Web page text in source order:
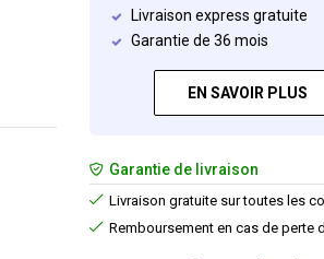
Livraison express gratuite
Garantie de 36 mois
EN SAVOIR PLUS
Garantie de livraison
Livraison gratuite sur toutes les
Remboursement en cas de perte